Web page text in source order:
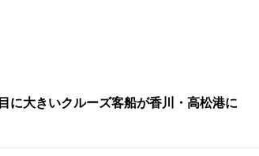
大きいクルーズ客船が香川・高松港に